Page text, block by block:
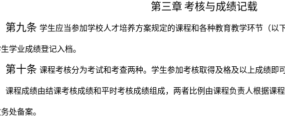
第三章 考核与成绩记载
第九条 学生应当参加学校人才培养方案规定的课程和各种教育教学环节（以
学业成绩登记入档。
第十条 课程考核分为考试和考查两种。学生参加考核取得及格及以上成绩即
课程成绩由结课考核成绩和平时考核成绩组成，两者比例由课程负责人根据课
处备案。